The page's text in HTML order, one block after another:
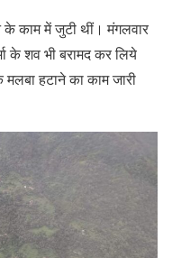
के काम में जुटी थीं। मंगलवार
के शव भी बरामद कर लिये
हटाने का काम जारी